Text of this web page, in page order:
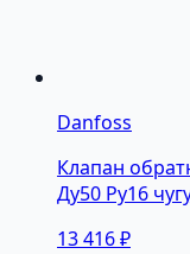
Danfoss
Клапан
Ду50 Pу16
13 416 ₽